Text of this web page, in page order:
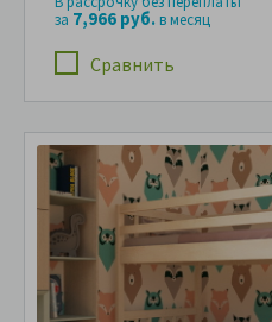
Сравнить
за 7,966 руб.в месяц